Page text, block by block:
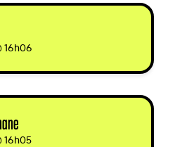
16h06
16h05